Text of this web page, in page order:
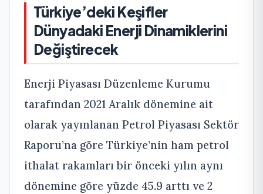
Türkiye’deki Keşifler
Dünyadaki Enerji Dinamiklerini
Değiştirecek
Enerji Piyasası Düzenleme Kurumu
tarafından 2021 Aralık dönemine ait
olarak yayınlanan Petrol Piyasası Sektör
Raporu’na göre Türkiye’nin ham petrol
ithalat rakamları bir önceki yılın aynı
dönemine göre yüzde 45.9 arttı ve 2